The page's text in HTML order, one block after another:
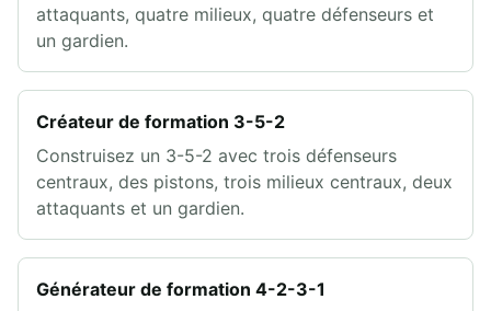
attaquants, quatre milieux, quatre défenseurs et
un gardien.
Créateur de formation 3-5-2
Construisez un 3-5-2 avec trois défenseurs
centraux, des pistons, trois milieux centraux, deux
attaquants et un gardien.
Générateur de formation 4-2-3-1